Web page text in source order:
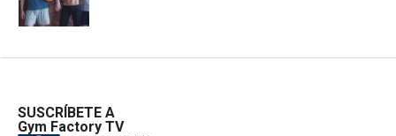
SUSCRÍBETE A
Gym Factory TV